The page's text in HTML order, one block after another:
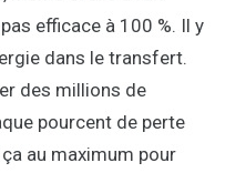
efficace à 100 %. Il y
dans le transfert.
des millions de
pourcent de perte
au maximum pour